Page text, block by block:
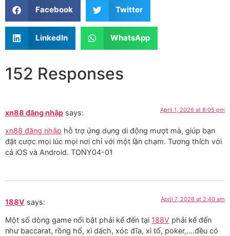
Facebook Twitter
LinkedIn WhatsApp
152 Responses
xn88 đăng nhập says: April 1, 2026 at 8:05 pm
xn88 đăng nhập hỗ trợ ứng dụng di động mượt mà, giúp bạn
đặt cược mọi lúc mọi nơi chỉ với một lần chạm. Tương thích với
cả iOS và Android. TONY04-01
188V says: April 7, 2026 at 2:40 am
Một số dòng game nổi bật phải kể đến tại 188V phải kể đến
như baccarat, rồng hổ, xì dách, xóc đĩa, xì tố, poker,….đều có